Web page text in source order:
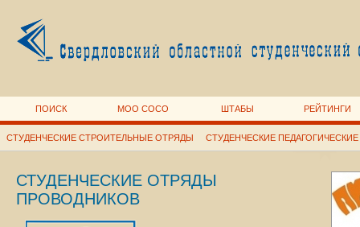
ПОИСК МОО СОСО ШТАБЫ РЕЙТИНГИ
СТУДЕНЧЕСКИЕ СТРОИТЕЛЬНЫЕ ОТРЯДЫ СТУДЕНЧЕСКИЕ
СТУДЕНЧЕСКИЕ ОТРЯДЫ
ПРОВОДНИКОВ